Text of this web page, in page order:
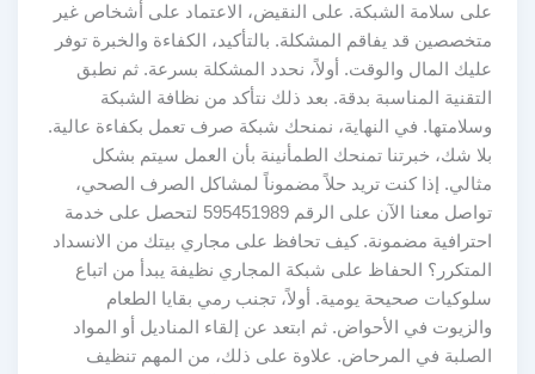
على سلامة الشبكة. على النقيض، الاعتماد على أشخاص غير
متخصصين قد يفاقم المشكلة. بالتأكيد، الكفاءة والخبرة توفر
عليك المال والوقت. أولاً، نحدد المشكلة بسرعة. ثم نطبق
التقنية المناسبة بدقة. بعد ذلك نتأكد من نظافة الشبكة
وسلامتها. في النهاية، نمنحك شبكة صرف تعمل بكفاءة عالية.
بلا شك، خبرتنا تمنحك الطمأنينة بأن العمل سيتم بشكل
مثالي. إذا كنت تريد حلاً مضموناً لمشاكل الصرف الصحي،
تواصل معنا الآن على الرقم 595451989 لتحصل على خدمة
احترافية مضمونة. كيف تحافظ على مجاري بيتك من الانسداد
المتكرر؟ الحفاظ على شبكة المجاري نظيفة يبدأ من اتباع
سلوكيات صحيحة يومية. أولاً، تجنب رمي بقايا الطعام
والزيوت في الأحواض. ثم ابتعد عن إلقاء المناديل أو المواد
الصلبة في المرحاض. علاوة على ذلك، من المهم تنظيف